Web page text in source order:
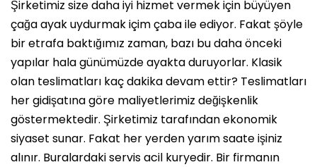
Şirketimiz size daha iyi hizmet vermek için büyüyen
çağa ayak uydurmak içim çaba ile ediyor. Fakat şöyle
bir etrafa baktığımız zaman, bazı bu daha önceki
yapılar hala günümüzde ayakta duruyorlar. Klasik
olan teslimatları kaç dakika devam ettir? Teslimatları
her gidişatına göre maliyetlerimiz değişkenlik
göstermektedir. Şirketimiz tarafından ekonomik
siyaset sunar. Fakat her yerden yarım saate işiniz
alınır. Buralardaki servis acil kuryedir. Bir firmanın